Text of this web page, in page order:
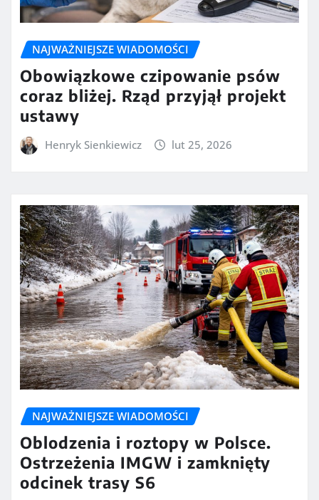
NAJWAŻNIEJSZE WIADOMOŚCI
Obowiązkowe czipowanie psów
coraz bliżej. Rząd przyjął projekt
ustawy
Henryk Sienkiewicz lut 25, 2026
NAJWAŻNIEJSZE WIADOMOŚCI
Oblodzenia i roztopy w Polsce.
Ostrzeżenia IMGW i zamknięty
odcinek trasy S6